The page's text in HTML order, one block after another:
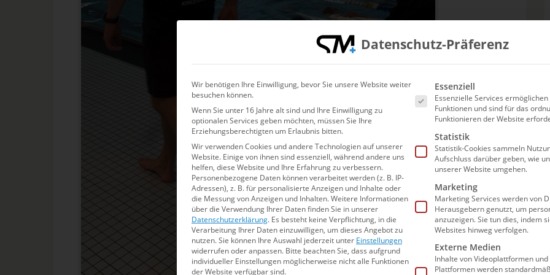
© privat
Datenschutz-Präferenz
Wir benötigen Ihre Einwilligung, bevor Sie unsere Website weiter
besuchen können.
Wenn Sie unter 16 Jahre alt sind und Ihre Einwilligung zu
optionalen Services geben möchten, müssen Sie Ihre
Erziehungsberechtigten um Erlaubnis bitten.
Wir verwenden Cookies und andere Technologien auf unserer
Website. Einige von ihnen sind essenziell, während andere uns
helfen, diese Website und Ihre Erfahrung zu verbessern.
Personenbezogene Daten können verarbeitet werden (z. B. IP-
Adressen), z. B. für personalisierte Anzeigen und Inhalte oder
die Messung von Anzeigen und Inhalten.Weitere Informationen
über die Verwendung Ihrer Daten finden Sie in unserer
Datenschutzerklärung. Es besteht keine Verpflichtung, in die
Verarbeitung Ihrer Daten einzuwilligen, um dieses Angebot zu
nutzen.Sie können Ihre Auswahl jederzeit unter Einstellungen
widerrufen oder anpassen. Bitte beachten Sie, dass aufgrund
individueller Einstellungen möglicherweise nicht alle Funktionen
der Website verfügbar sind.
Es folgt eine Liste der
Essenziell
Essenzielle Services
Funktionen und sind für das
Funktionieren der Website
Statistik
Statistik-Cookies sammeln
Aufschluss darüber geben, wie
unserer Website umgehen.
Marketing
Marketing Services werden von
Herausgebern genutzt, um
anzuzeigen. Sie tun dies, indem
Websites hinweg verfolgen.
Externe Medien
Inhalte von Videoplattformen
Plattformen werden